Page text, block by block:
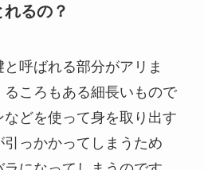
るの？
呼ばれる部分がアリま
ころもある細長いもので
どを使って身を取り出す
っかかってしまうため